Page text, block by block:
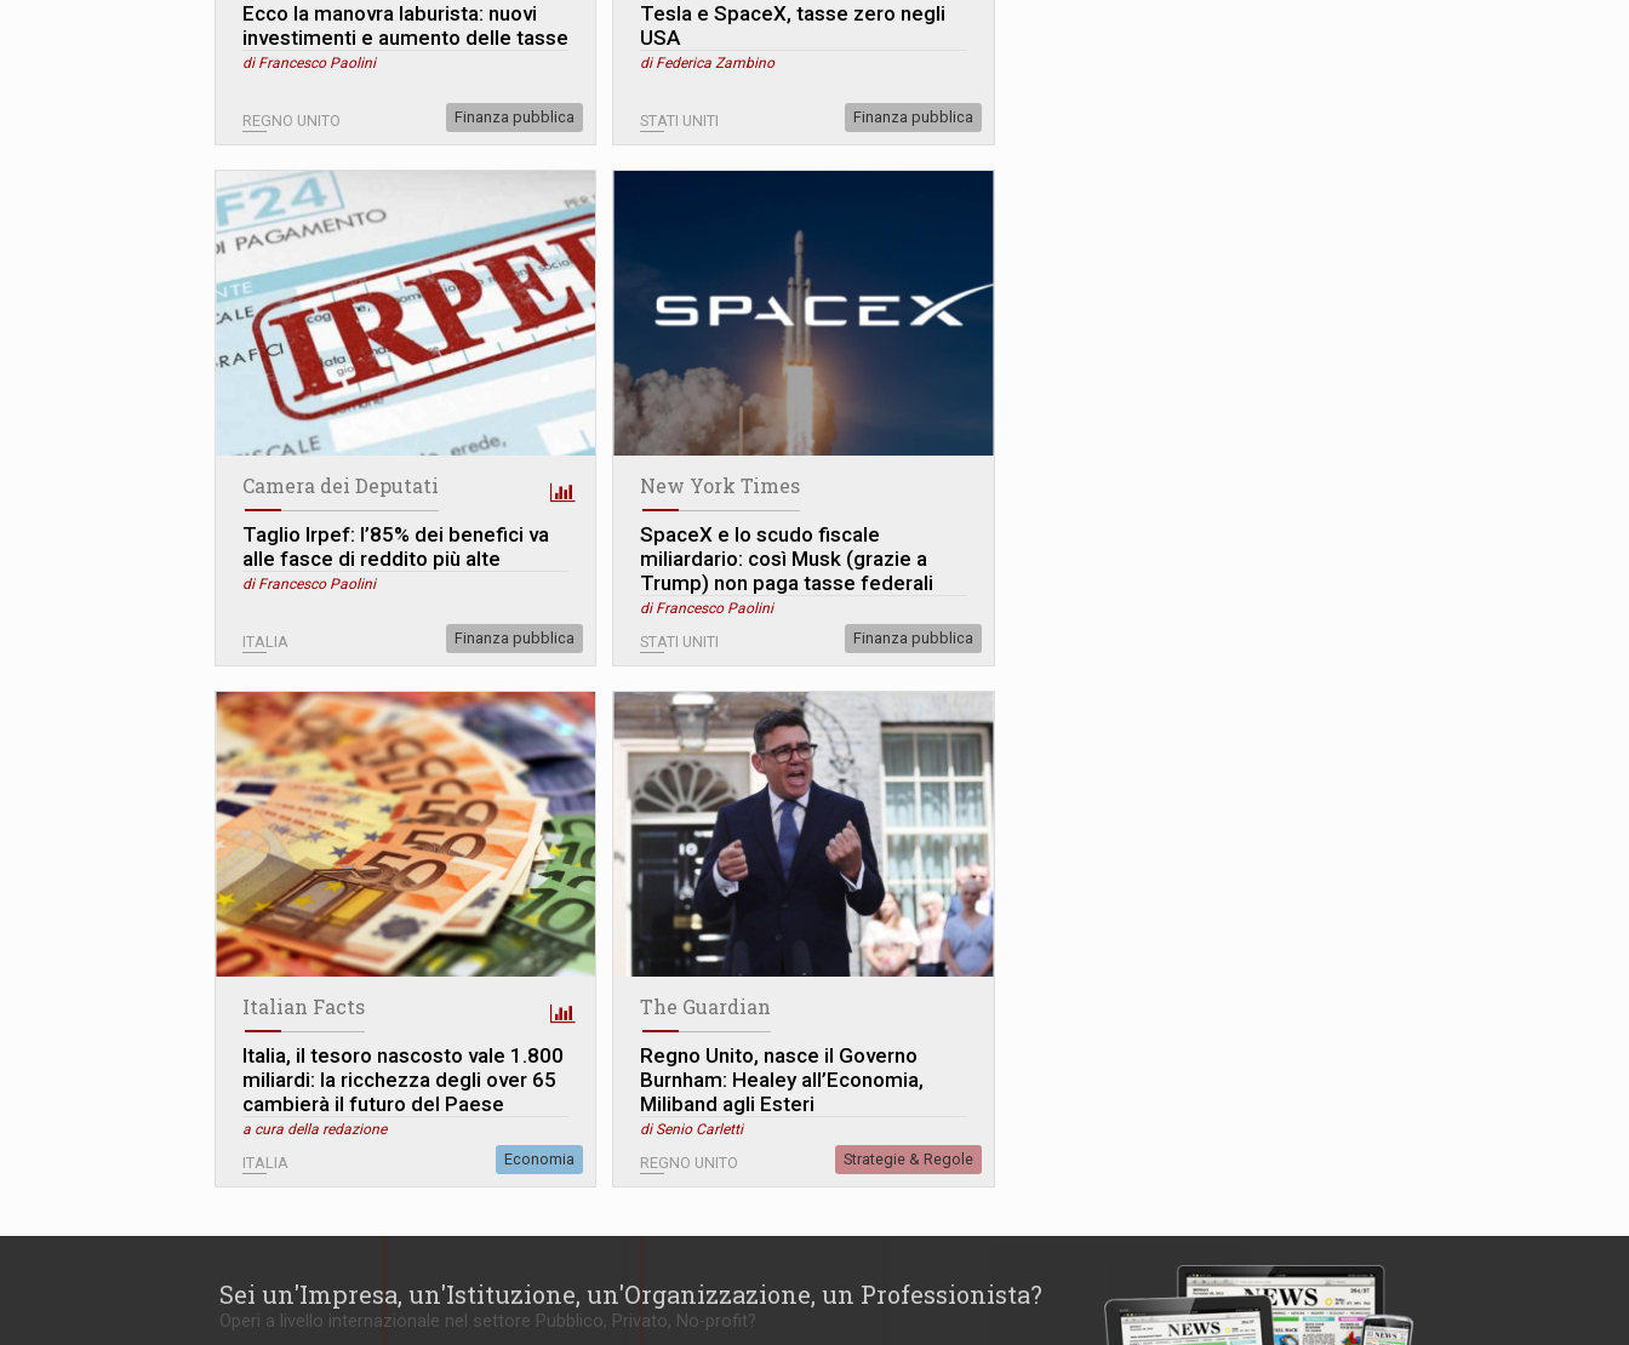
Ecco la manovra laburista: nuovi
investimenti e aumento delle tasse
di Francesco Paolini
REGNO UNITO Finanza pubblica
Tesla e SpaceX, tasse zero negli
USA
di Federica Zambino
STATI UNITI Finanza pubblica
Camera dei Deputati
Taglio Irpef: l’85% dei benefici va
alle fasce di reddito più alte
di Francesco Paolini
ITALIA Finanza pubblica
New York Times
SpaceX e lo scudo fiscale
miliardario: così Musk (grazie a
Trump) non paga tasse federali
di Francesco Paolini
STATI UNITI Finanza pubblica
Italian Facts
Italia, il tesoro nascosto vale 1.800
miliardi: la ricchezza degli over 65
cambierà il futuro del Paese
a cura della redazione
ITALIA Economia
The Guardian
Regno Unito, nasce il Governo
Burnham: Healey all’Economia,
Miliband agli Esteri
di Senio Carletti
REGNO UNITO Strategie & Regole
Sei un'Impresa, un'Istituzione, un'Organizzazione, un Professionista?
Operi a livello internazionale nel settore Pubblico, Privato, No-profit?